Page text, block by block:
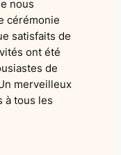
nous
cérémonie
satisfaits de
ont été
de
merveilleux
à tous les